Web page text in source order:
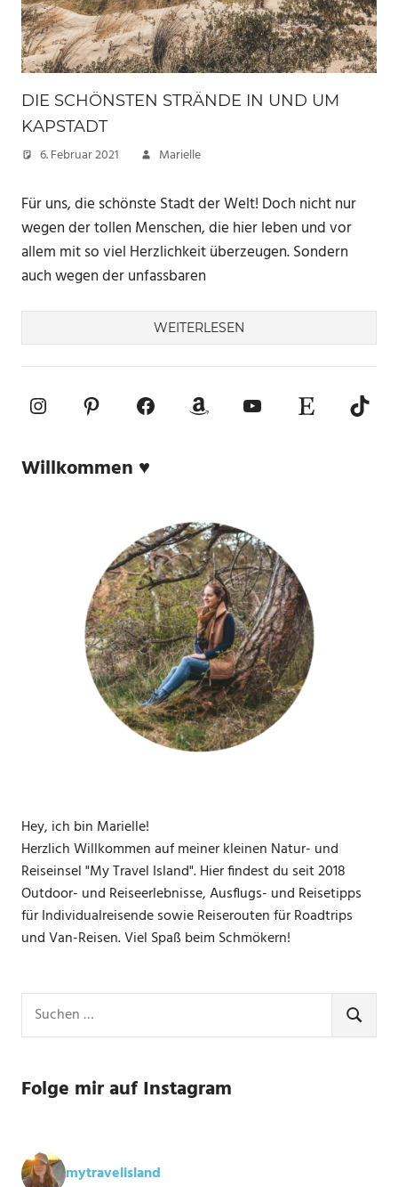
DIE SCHÖNSTEN STRÄNDE IN UND UM
KAPSTADT
6. Februar 2021 Marielle
Für uns, die schönste Stadt der Welt! Doch nicht nur
wegen der tollen Menschen, die hier leben und vor
allem mit so viel Herzlichkeit überzeugen. Sondern
auch wegen der unfassbaren
WEITERLESEN
InstagramPinterestFacebookAmazonYouTube
Etsy-Shop
Willkommen ♥
Hey, ich bin Marielle!
Herzlich Willkommen auf meiner kleinen Natur- und
Reiseinsel "My Travel Island". Hier findest du seit 2018
Outdoor- und Reiseerlebnisse, Ausflugs- und Reisetipps
für Individualreisende sowie Reiserouten für Roadtrips
und Van-Reisen. Viel Spaß beim Schmökern!
nach:
SUCHEN
Folge mir auf Instagram
mytravelisland